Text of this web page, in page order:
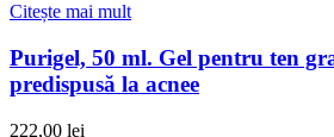
Citește mai mult
Purigel, 50 ml. Gel pentru ten
predispusă la acnee
222,00 lei